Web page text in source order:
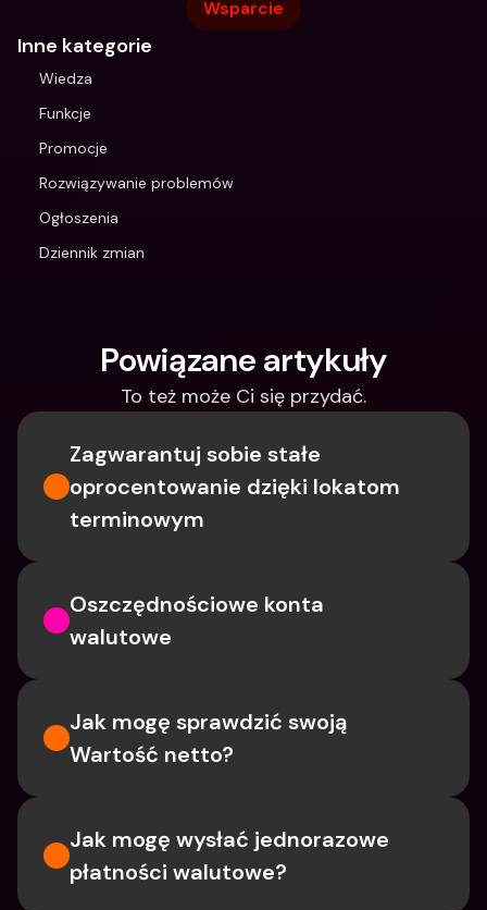
Wsparcie
Inne kategorie
Wiedza
Funkcje
Promocje
Rozwiązywanie problemów
Ogłoszenia
Dziennik zmian
Powiązane artykuły
To też może Ci się przydać.
Zagwarantuj sobie stałe
oprocentowanie dzięki lokatom
terminowym
Oszczędnościowe konta
walutowe
Jak mogę sprawdzić swoją
Wartość netto?
Jak mogę wysłać jednorazowe
płatności walutowe?